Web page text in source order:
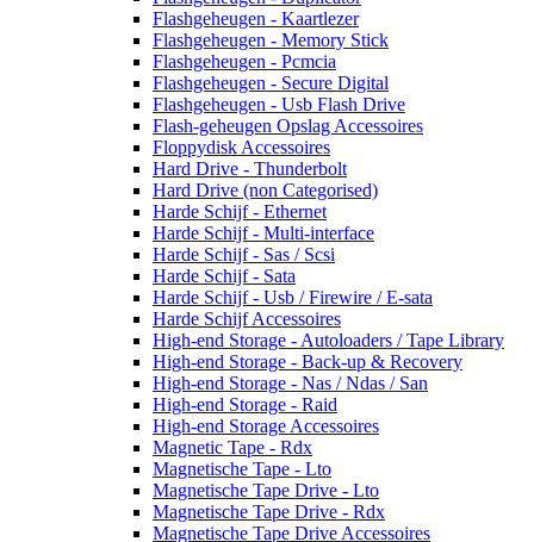
Flashgeheugen - Kaartlezer
Flashgeheugen - Memory Stick
Flashgeheugen - Pcmcia
Flashgeheugen - Secure Digital
Flashgeheugen - Usb Flash Drive
Flash-geheugen Opslag Accessoires
Floppydisk Accessoires
Hard Drive - Thunderbolt
Hard Drive (non Categorised)
Harde Schijf - Ethernet
Harde Schijf - Multi-interface
Harde Schijf - Sas / Scsi
Harde Schijf - Sata
Harde Schijf - Usb / Firewire / E-sata
Harde Schijf Accessoires
High-end Storage - Autoloaders / Tape Library
High-end Storage - Back-up & Recovery
High-end Storage - Nas / Ndas / San
High-end Storage - Raid
High-end Storage Accessoires
Magnetic Tape - Rdx
Magnetische Tape - Lto
Magnetische Tape Drive - Lto
Magnetische Tape Drive - Rdx
Magnetische Tape Drive Accessoires